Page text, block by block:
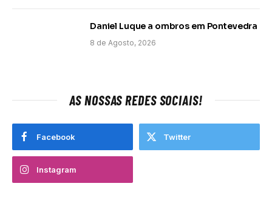
Daniel Luque a ombros em Pontevedra
8 de Agosto, 2026
AS NOSSAS REDES SOCIAIS!
Facebook Twitter
Instagram